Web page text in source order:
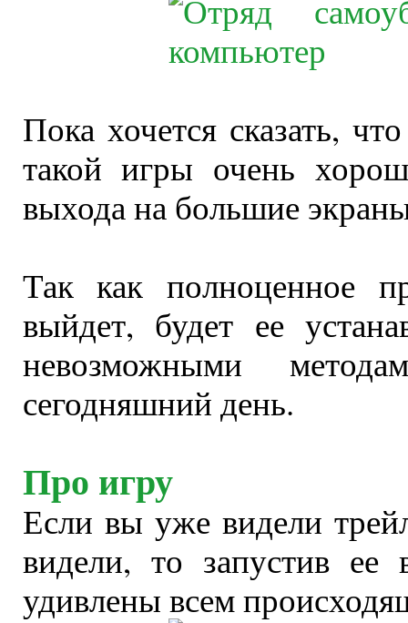
Пока хочется сказать,
такой игры очень
выхода на большие
Так как полноценное
выйдет, будет ее
невозможными
сегодняшний день.
Про игру
Если вы уже видели
видели, то запустив
удивлены всем